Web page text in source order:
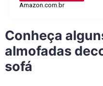
Amazon.com.br
Conheça
almofadas
sofá